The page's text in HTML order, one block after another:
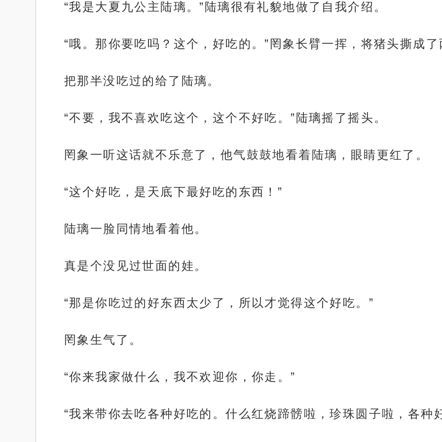
“我是大夏九公主陆璃。”陆璃很有礼貌地做了自我介绍。
“哦。那你要吃吗？这个，好吃的。”罔象长臂一挥，将猪头撕成
把那半没吃过的给了陆璃。
“不要，我不喜欢吃这个，这个不好吃。”陆璃摇了摇头。
罔象一听这话就不乐意了，他气鼓鼓地看着陆璃，眼睛更红了。
“这个好吃，是天底下最好吃的东西！”
陆璃一脸同情地看着他。
真是个没见过世面的娃。
“那是你吃过的好东西太少了，所以才觉得这个好吃。”
罔象生气了。
“你来我家做什么，我不欢迎你，你走。”
“我来带你去吃各种好吃的。什么红烧蹄髈啦，珍珠圆子啦，各种